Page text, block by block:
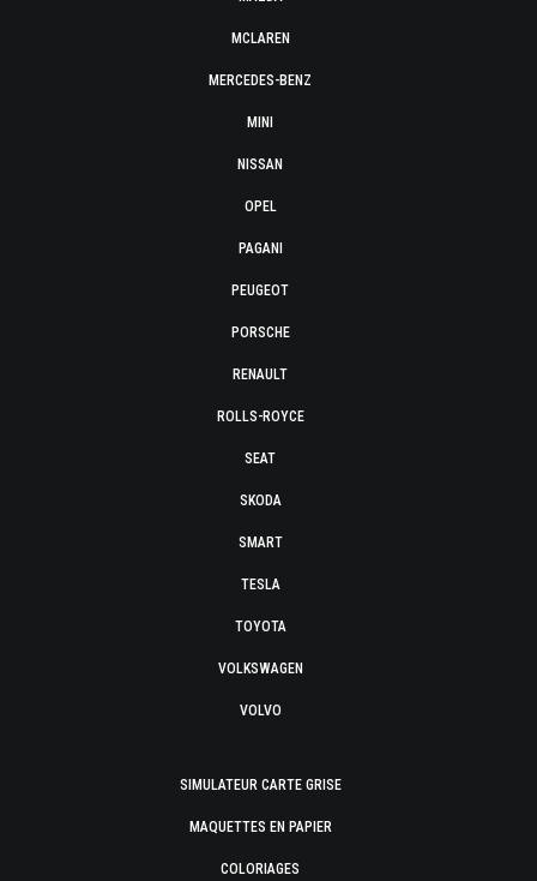
MCLAREN
MERCEDES-BENZ
MINI
NISSAN
OPEL
PAGANI
PEUGEOT
PORSCHE
RENAULT
ROLLS-ROYCE
SEAT
SKODA
SMART
TESLA
TOYOTA
VOLKSWAGEN
VOLVO
SIMULATEUR CARTE GRISE
MAQUETTES EN PAPIER
COLORIAGES